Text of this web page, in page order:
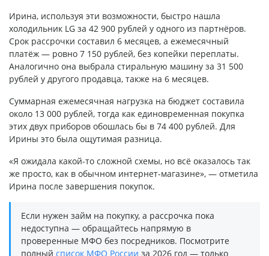
Ирина, используя эти возможности, быстро нашла
холодильник LG за 42 900 рублей у одного из партнёров.
Срок рассрочки составил 6 месяцев, а ежемесячный
платёж — ровно 7 150 рублей, без копейки переплаты.
Аналогично она выбрала стиральную машину за 31 500
рублей у другого продавца, также на 6 месяцев.
Суммарная ежемесячная нагрузка на бюджет составила
около 13 000 рублей, тогда как единовременная покупка
этих двух приборов обошлась бы в 74 400 рублей. Для
Ирины это была ощутимая разница.
«Я ожидала какой-то сложной схемы, но всё оказалось так
же просто, как в обычном интернет-магазине», — отметила
Ирина после завершения покупок.
Если нужен займ на покупку, а рассрочка пока
недоступна — обращайтесь напрямую в
проверенные МФО без посредников. Посмотрите
полный список МФО России за 2026 год — только